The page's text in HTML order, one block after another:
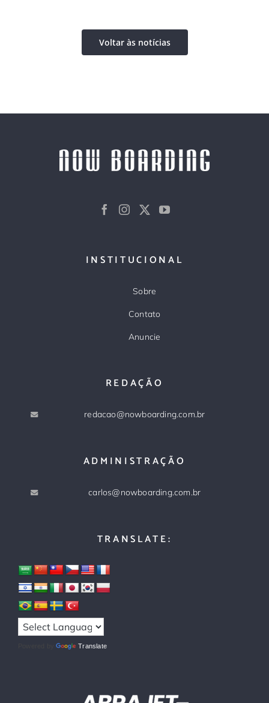
Voltar às notícias
INSTITUCIONAL
Sobre
Contato
Anuncie
REDAÇÃO
redacao@nowboarding.com.br
ADMINISTRAÇÃO
carlos@nowboarding.com.br
TRANSLATE:
Powered by Translate